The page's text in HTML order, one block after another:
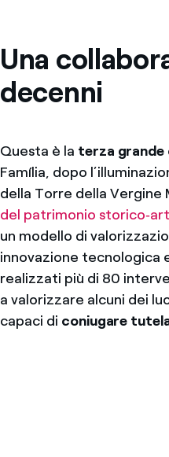
Una
decenni
Questa è la terza grande
Família, dopo
della Torre della Vergine
del patrimonio
un modello di
innovazione tecnologica
realizzati più di 80
a valorizzare alcuni dei
capaci di coniugare